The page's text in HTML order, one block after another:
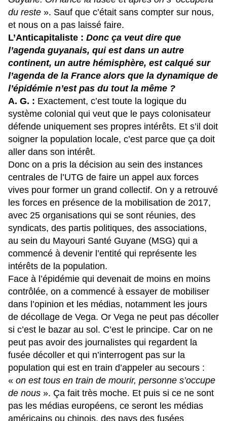
du reste ». Sauf que c’était sans compter sur nous,
et nous on a pas laissé faire.
L’Anticapitaliste : Donc ça veut dire que
l’agenda guyanais, qui est dans un autre
continent, un autre hémisphère, est calqué sur
l’agenda de la France alors que la dynamique de
l’épidémie n’est pas du tout la même ?
A. G. : Exactement, c’est toute la logique du
système colonial qui veut que le pays colonisateur
défende uniquement ses propres intérêts. Et s’il doit
soigner la population locale, c’est parce que ça doit
aller dans son intérêt.
Donc on a pris la décision au sein des instances
centrales de l’UTG de faire un appel aux forces
vives pour former un grand collectif. On y a retrouvé
les forces en présence de la mobilisation de 2017,
avec 25 organisations qui se sont réunies, des
syndicats, des partis politiques, des associations,
au sein du Mayouri Santé Guyane (MSG) qui a
commencé à devenir l’entité qui représente les
intérêts de la population.
Face à l’épidémie qui devenait de moins en moins
contrôlée, on a commencé à essayer de mobiliser
dans l’opinion et les médias, notamment les jours
de décollage de Vega. Or Vega ne peut pas décoller
si c’est le bazar au sol. C’est le principe. Car on ne
peut pas avoir des journalistes qui regardent la
fusée décoller et qui n’interrogent pas sur la
population qui est en train d’appeler au secours :
« on est tous en train de mourir, personne s’occupe
de nous ». Ça fait très moche. Et puis si ce ne sont
pas les médias européens, ce seront les médias
américains ou chinois, des pays des fusées